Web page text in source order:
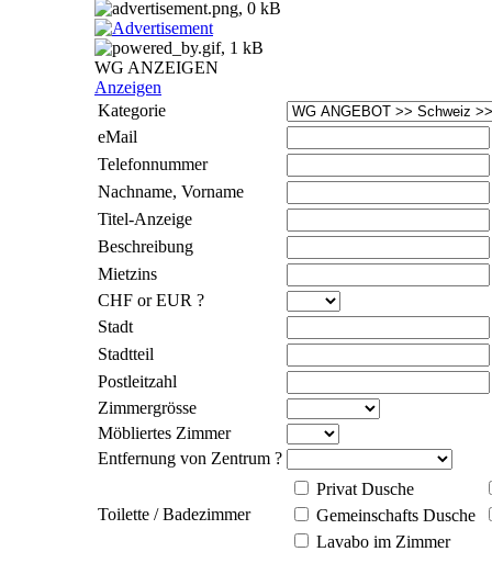
WG ANZEIGEN
Anzeigen
Kategorie
eMail
Telefonnummer
Nachname, Vorname
Titel-Anzeige
Beschreibung
Mietzins
CHF or EUR ?
Stadt
Stadtteil
Postleitzahl
Zimmergrösse
Möbliertes Zimmer
Entfernung von Zentrum ?
Toilette / Badezimmer
Privat Dusche
Gemeinschafts Dusche
Lavabo im Zimmer